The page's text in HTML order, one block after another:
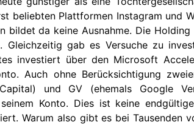
beliebten Plattformen Instagram und
bildet da keine Ausnahme. Die
Gleichzeitig gab es Versuche zu
investiert über den Microsoft
Auch ohne Berücksichtigung
und GV (ehemals Google
Konto. Dies ist keine
Warum also gibt es bei Tausenden